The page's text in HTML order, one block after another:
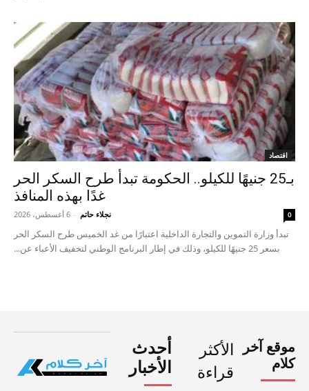
اقتصاد
بـ25 جنيهًا للكيلو.. الحكومة تبدأ طرح السكر الحر
غدًا بهذه المنافذ
نجلاء حاتم - 6 أغسطس، 2026 0
تبدأ وزارة التموين والتجارة الداخلية اعتبارًا من غد الخميس طرح السكر الحر
بسعر 25 جنيهًا للكيلو، وذلك في إطار البرنامج الوطني لتخفيف الأعباء عن...
موقع آخر
كلام
الأكثر
قراءة
أحدث
الأخبار